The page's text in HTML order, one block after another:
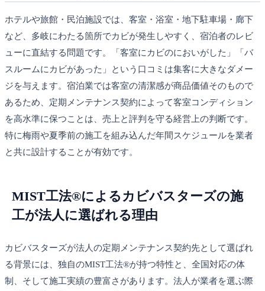
ホテルや旅館・民泊施設では、客室・浴室・地下駐車場・廊下
など、多岐にわたる箇所でカビが発生しやすく、宿泊者のレビ
ューに直結する問題です。「客室にカビのにおいがした」「バ
スルームにカビがあった」という口コミは集客に大きなダメー
ジを与えます。宿泊業では客室の清潔感が商品価値そのもので
あるため、定期メンテナンス契約によって客室コンディション
を高水準に保つことは、売上と評判を守る経営上の判断です。
特に梅雨や夏季前の施工を組み込んだ年間スケジュールを業者
と共に設計することが有効です。
MIST工法®によるカビバスターズの施
工が法人に選ばれる理由
カビバスターズが法人の定期メンテナンス契約先として選ばれ
る背景には、独自のMIST工法®が持つ特性と、全国対応の体
制、そして施工実績の豊富さがあります。法人が業者を選ぶ際